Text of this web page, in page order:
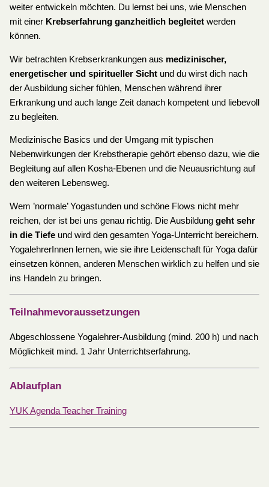
weiter entwickeln möchten. Du lernst bei uns, wie Menschen
mit einer Krebserfahrung ganzheitlich begleitetwerden
können.
Wir betrachten Krebserkrankungen aus medizinischer,
energetischer und spiritueller Sichtund du wirst dich nach
der Ausbildung sicher fühlen, Menschen während ihrer
Erkrankung und auch lange Zeit danach kompetent und liebevoll
zu begleiten.
Medizinische Basics und der Umgang mit typischen
Nebenwirkungen der Krebstherapie gehört ebenso dazu, wie die
Begleitung auf allen Kosha-Ebenen und die Neuausrichtung auf
den weiteren Lebensweg.
Wem ’normale’ Yogastunden und schöne Flows nicht mehr
reichen, der ist bei uns genau richtig. Die Ausbildung geht sehr
in die Tiefeund wird den gesamten Yoga-Unterricht bereichern.
YogalehrerInnen lernen, wie sie ihre Leidenschaft für Yoga dafür
einsetzen können, anderen Menschen wirklich zu helfen und sie
ins Handeln zu bringen.
Teilnahmevoraussetzungen
Abgeschlossene Yogalehrer-Ausbildung (mind. 200 h) und nach
Möglichkeit mind. 1 Jahr Unterrichtserfahrung.
Ablaufplan
YUK Agenda Teacher Training